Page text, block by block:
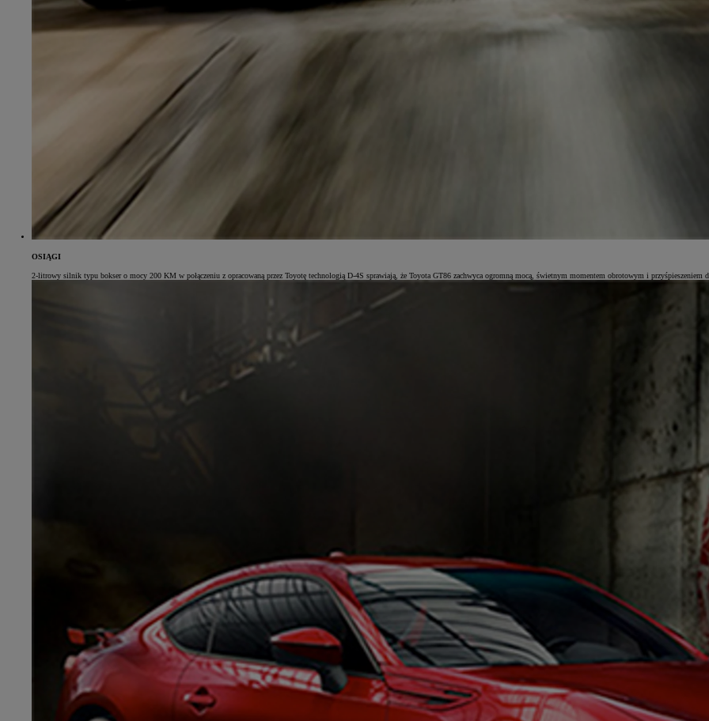
OSIĄGI
2-litrowy silnik typu bokser o mocy 200 KM w połączeniu z opracowaną przez Toyotę technologią D-4S sprawiają, że Toyota GT86 zachwyca ogromną mocą, świetnym momentem obrotowym i